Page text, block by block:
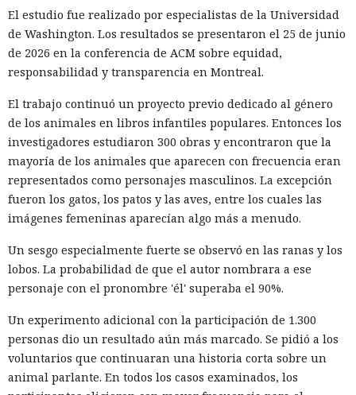
El estudio fue realizado por especialistas de la Universidad
de Washington. Los resultados se presentaron el 25 de junio
de 2026 en la conferencia de ACM sobre equidad,
responsabilidad y transparencia en Montreal.
El trabajo continuó un proyecto previo dedicado al género
de los animales en libros infantiles populares. Entonces los
investigadores estudiaron 300 obras y encontraron que la
mayoría de los animales que aparecen con frecuencia eran
representados como personajes masculinos. La excepción
fueron los gatos, los patos y las aves, entre los cuales las
imágenes femeninas aparecían algo más a menudo.
Un sesgo especialmente fuerte se observó en las ranas y los
lobos. La probabilidad de que el autor nombrara a ese
personaje con el pronombre 'él' superaba el 90%.
Un experimento adicional con la participación de 1.300
personas dio un resultado aún más marcado. Se pidió a los
voluntarios que continuaran una historia corta sobre un
animal parlante. En todos los casos examinados, los